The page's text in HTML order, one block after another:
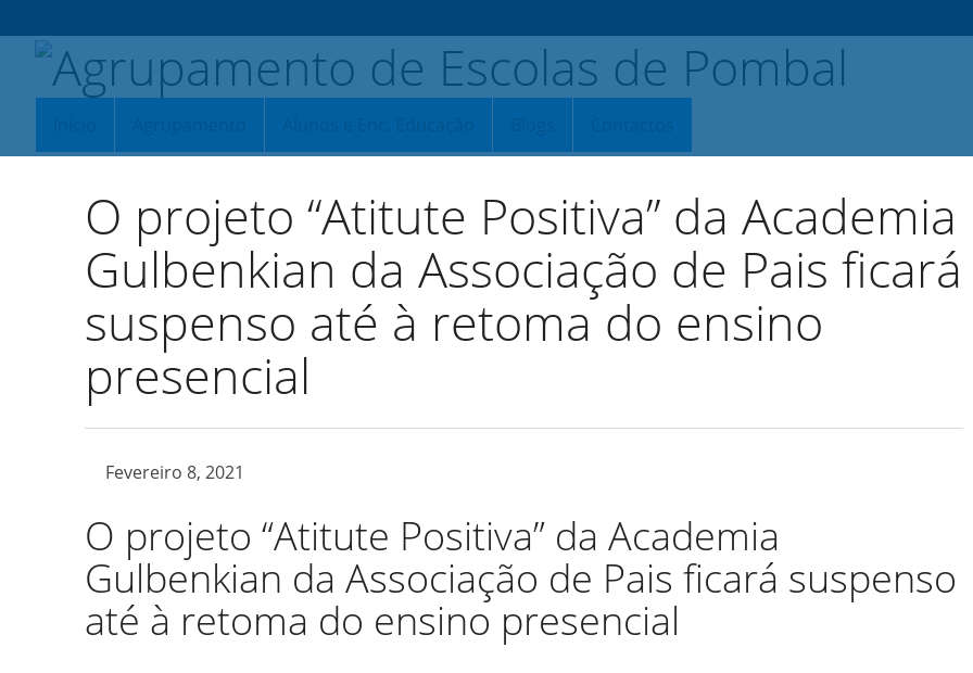
O projeto “Atitute Positiva” da Academia
Gulbenkian da Associação de Pais ficará
suspenso até à retoma do ensino
presencial
Fevereiro 8, 2021
O projeto “Atitute Positiva” da Academia
Gulbenkian da Associação de Pais ficará suspenso
até à retoma do ensino presencial